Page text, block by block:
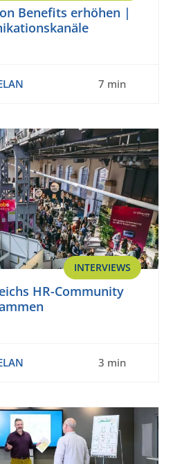
Benefits erhöhen |
7 min
INTERVIEWS
HR-Community
3 min